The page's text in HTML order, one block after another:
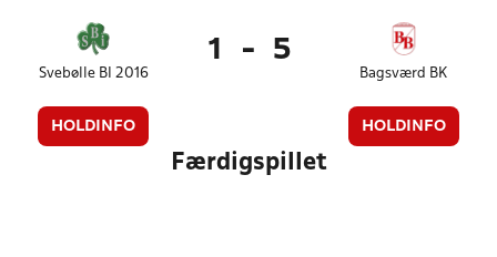
Svebølle BI 2016
HOLDINFO
1 - 5
Bagsværd BK
HOLDINFO
Færdigspillet